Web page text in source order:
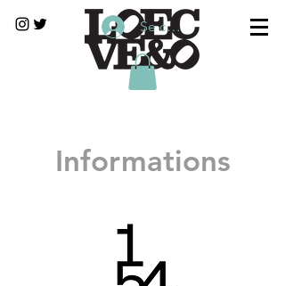
Se connecter
Informations